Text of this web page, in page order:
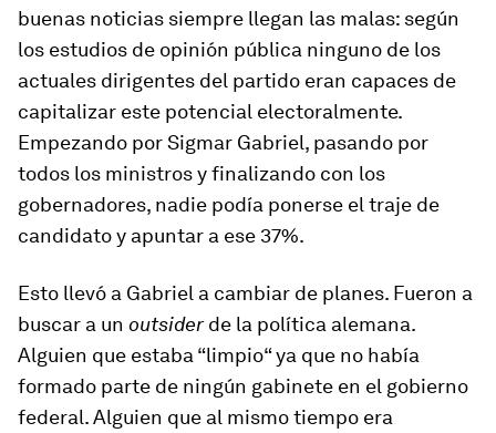
buenas noticias siempre llegan las malas: según
los estudios de opinión pública ninguno de los
actuales dirigentes del partido eran capaces de
capitalizar este potencial electoralmente.
Empezando por Sigmar Gabriel, pasando por
todos los ministros y finalizando con los
gobernadores, nadie podía ponerse el traje de
candidato y apuntar a ese 37%.
Esto llevó a Gabriel a cambiar de planes. Fueron a
buscar a un outsiderde la política alemana.
Alguien que estaba “limpio“ ya que no había
formado parte de ningún gabinete en el gobierno
federal. Alguien que al mismo tiempo era